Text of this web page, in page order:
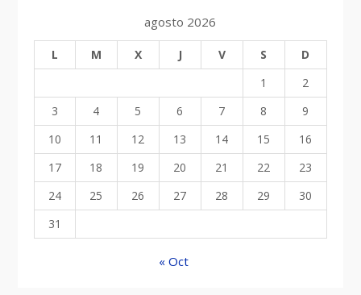
agosto 2026
L M X J V S
D
1
2
3
4 5 6 7 8
9
10
11 12 13 14 15
16
17
18 19 20 21 22
23
24
25 26 27 28 29
30
31
« Oct